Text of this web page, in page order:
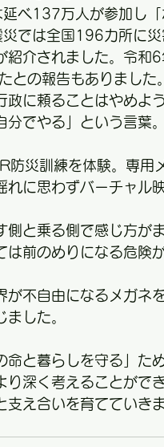
べ137万人が参加し
では全国196カ所に
紹介されました。令和
との報告もありました。
政に頼ることはやめよ
でやる」という言葉
防災訓練を体験。専用
れに思わずバーチャル
側と乗る側で感じ方が
は前のめりになる危険
が不自由になるメガネ
した。
命と暮らしを守る」た
深く考えることができ
支え合いを育てていき